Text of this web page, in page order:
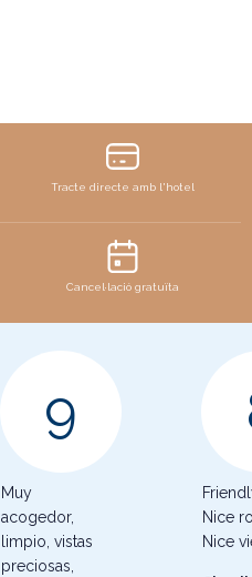
Tracte directe amb l'hotel
Cancel·lació gratuïta
9
Muy
acogedor,
limpio, vistas
preciosas,
Nice
Nice